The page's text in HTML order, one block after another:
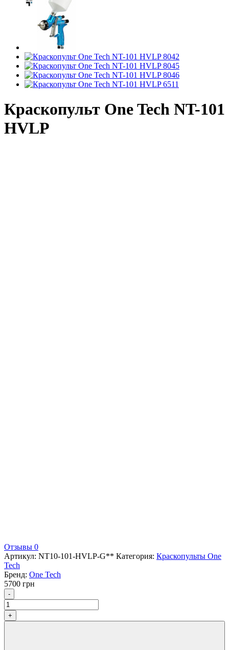
Краскопульт One Tech NT-101
HVLP
Отзывы 0
Артикул: NT10-101-HVLP-G** Категория: Краскопульты One
Tech
Бренд: One Tech
5700 грн
- Количество
+